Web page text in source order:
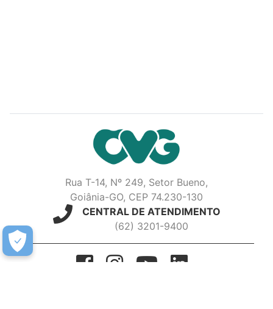
Rua T-14, Nº 249, Setor Bueno,
Goiânia-GO, CEP 74.230-130
CENTRAL DE ATENDIMENTO
(62) 3201-9400